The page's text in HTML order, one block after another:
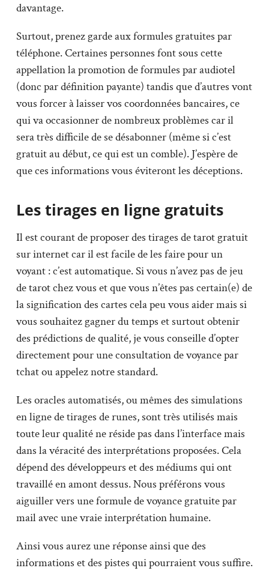
davantage.
Surtout, prenez garde aux formules gratuites par
téléphone. Certaines personnes font sous cette
appellation la promotion de formules par audiotel
(donc par définition payante) tandis que d’autres vont
vous forcer à laisser vos coordonnées bancaires, ce
qui va occasionner de nombreux problèmes car il
sera très difficile de se désabonner (même si c’est
gratuit au début, ce qui est un comble). J’espère de
que ces informations vous éviteront les déceptions.
Les tirages en ligne gratuits
Il est courant de proposer des tirages de tarot gratuit
sur internet car il est facile de les faire pour un
voyant : c’est automatique. Si vous n’avez pas de jeu
de tarot chez vous et que vous n’êtes pas certain(e) de
la signification des cartes cela peu vous aider mais si
vous souhaitez gagner du temps et surtout obtenir
des prédictions de qualité, je vous conseille d’opter
directement pour une consultation de voyance par
tchat ou appelez notre standard.
Les oracles automatisés, ou mêmes des simulations
en ligne de tirages de runes, sont très utilisés mais
toute leur qualité ne réside pas dans l’interface mais
dans la véracité des interprétations proposées. Cela
dépend des développeurs et des médiums qui ont
travaillé en amont dessus. Nous préférons vous
aiguiller vers une formule de voyance gratuite par
mail avec une vraie interprétation humaine.
Ainsi vous aurez une réponse ainsi que des
informations et des pistes qui pourraient vous suffire.